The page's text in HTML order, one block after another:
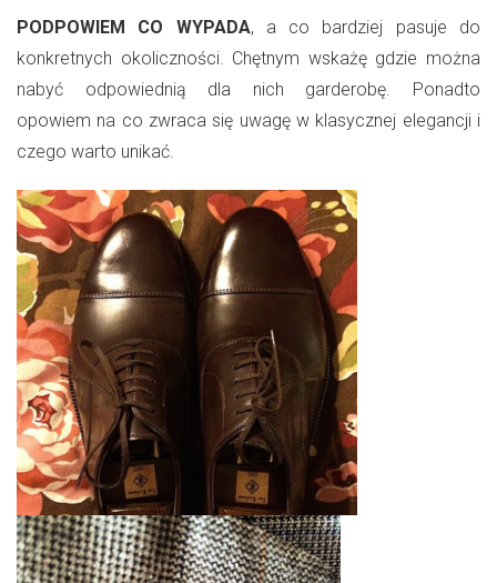
PODPOWIEM CO WYPADA, a co bardziej pasuje do
konkretnych okoliczności. Chętnym wskażę gdzie można
nabyć odpowiednią dla nich garderobę. Ponadto
opowiem na co zwraca się uwagę w klasycznej elegancji i
czego warto unikać.